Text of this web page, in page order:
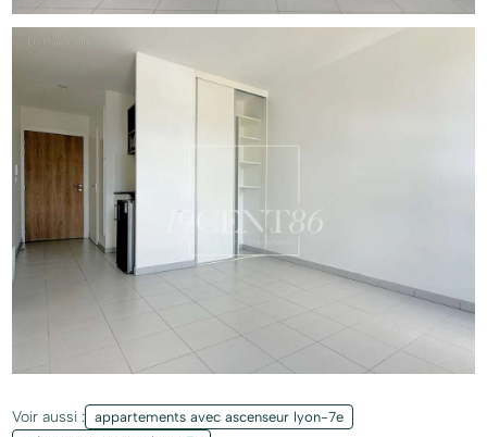
Voir aussi :
appartements avec ascenseur lyon-7e